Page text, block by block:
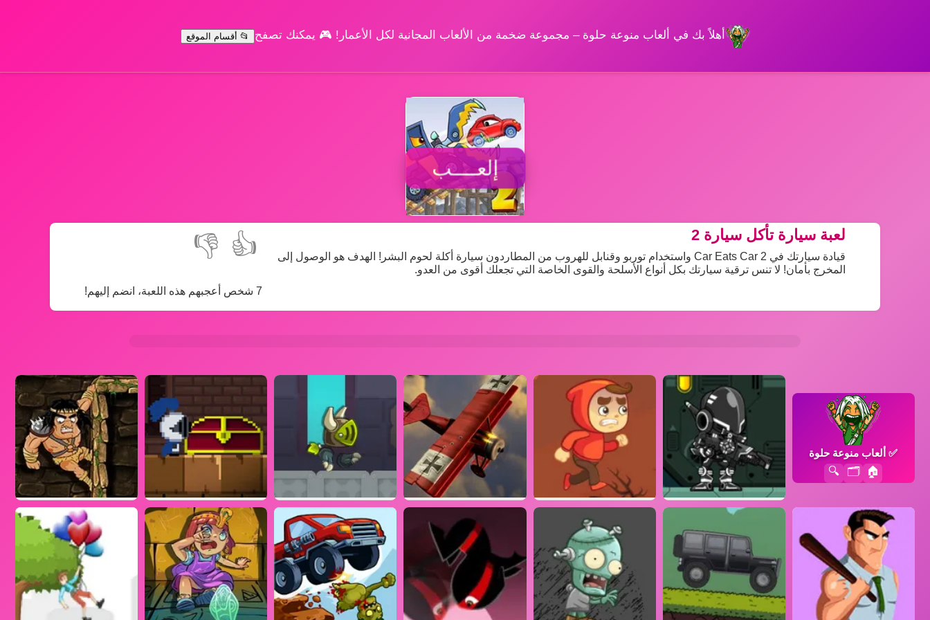
أهلاً بك في ألعاب منوعة حلوة – مجموعة ضخمة من الألعاب المجانية لكل الأعمار! 🎮 يمكنك تصفح 📂 أقسام الموقع
إلعــــب
👍
👎
7 شخص أعجبهم هذه اللعبة، انضم إليهم!
لعبة سيارة تأكل سيارة 2
قيادة سيارتك في Car Eats Car 2 واستخدام توربو وقنابل للهروب من المطاردون سيارة أكلة لحوم البشر! الهدف هو الوصول إلى
المخرج بأمان! لا تنس ترقية سيارتك بكل أنواع الأسلحة والقوى الخاصة التي تجعلك أقوى من العدو.
✅ألعاب منوعة حلوة
🏠
🗂️
🔍